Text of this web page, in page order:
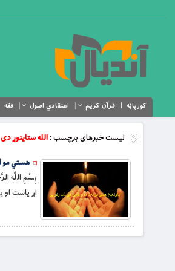
کورپاڼه قرآن کریم اعتقادي اصول فقه
لیست خبرهای برچسب :الله ستاینوړ دی
هستي مو
اړ ياست